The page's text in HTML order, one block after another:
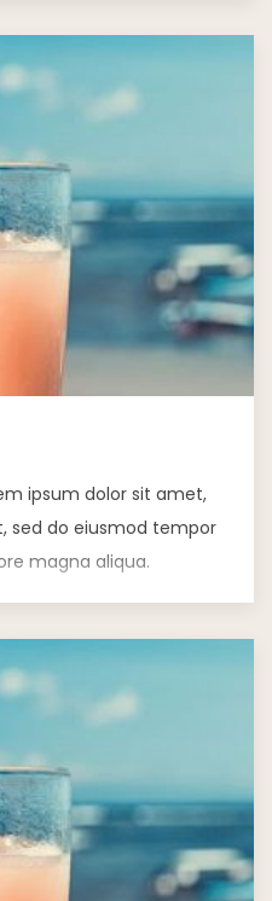
ipsum dolor sit amet,
sed do eiusmod tempor
magna aliqua.